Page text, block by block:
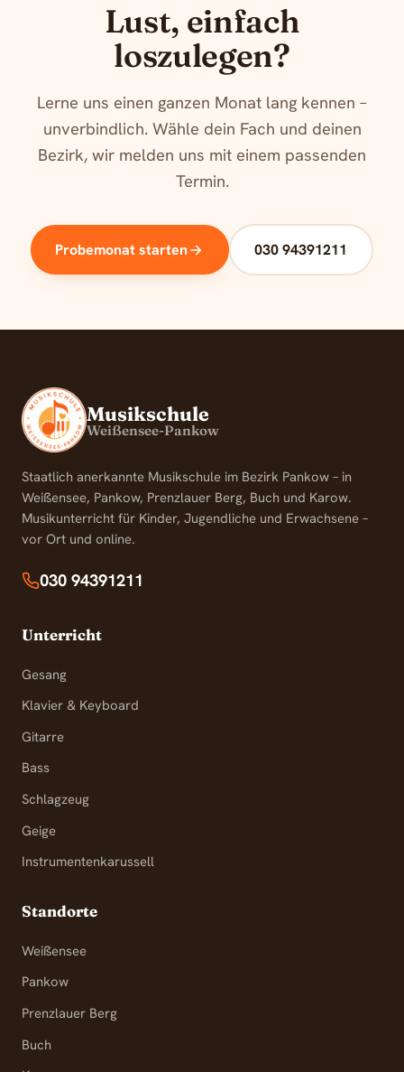
Lust, einfach
loszulegen?
Lerne uns einen ganzen Monat lang kennen –
unverbindlich. Wähle dein Fach und deinen
Bezirk, wir melden uns mit einem passenden
Termin.
Probemonat starten 030 94391211
Musikschule
Weißensee-Pankow
Staatlich anerkannte Musikschule im Bezirk Pankow – in
Weißensee, Pankow, Prenzlauer Berg, Buch und Karow.
Musikunterricht für Kinder, Jugendliche und Erwachsene –
vor Ort und online.
030 94391211
Unterricht
Gesang
Klavier & Keyboard
Gitarre
Bass
Schlagzeug
Geige
Instrumentenkarussell
Standorte
Weißensee
Pankow
Prenzlauer Berg
Buch